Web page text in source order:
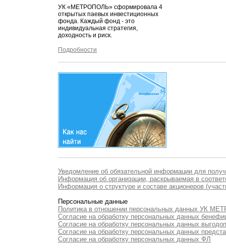
УК «МЕТРОПОЛЬ» сформировала 4
открытых паевых инвестиционных
фонда. Каждый фонд - это
индивидуальная стратегия,
доходность и риск.
Подробности
Уведомление об обязательной информации для
Информация об организации, раскрываемая в
Информация о структуре и составе акционеров
Персональные данные
Политика в отношении персональных данных УК
Согласие на обработку персональных данных
Согласие на обработку персональных данных
Согласие на обработку персональных данных
Согласие на обработку персональных данных ФЛ